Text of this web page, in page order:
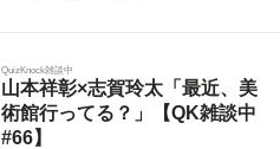
QuizKnock雑談中
山本祥彰×志賀玲太「最近、美
術館行ってる？」【QK雑談中
#66】